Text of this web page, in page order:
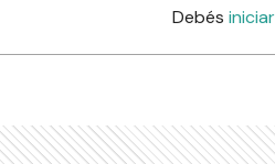
Debés